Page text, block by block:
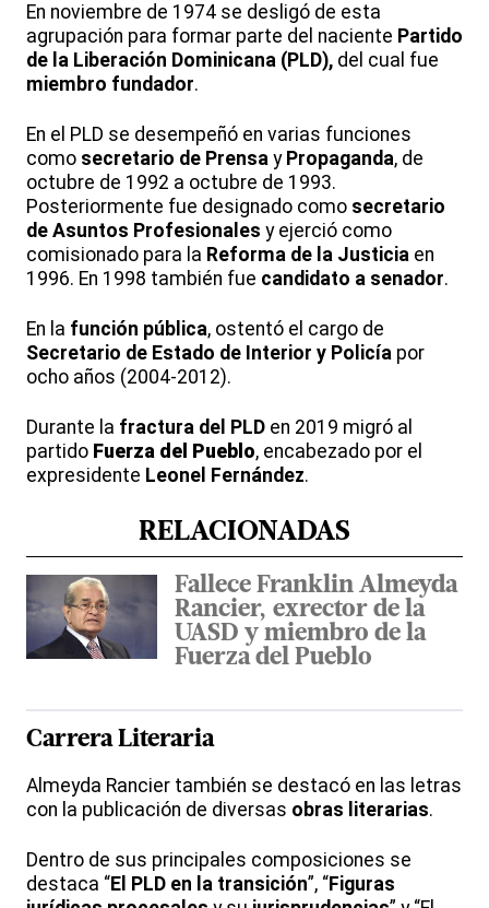
En noviembre de 1974 se desligó de esta
agrupación para formar parte del naciente Partido
de la Liberación Dominicana (PLD), del cual fue
miembro fundador.
En el PLD se desempeñó en varias funciones
como secretario de Prensa y Propaganda, de
octubre de 1992 a octubre de 1993.
Posteriormente fue designado como secretario
de Asuntos Profesionales y ejerció como
comisionado para la Reforma de la Justicia en
1996. En 1998 también fue candidato a senador.
En la función pública, ostentó el cargo de
Secretario de Estado de Interior y Policía por
ocho años (2004-2012).
Durante la fractura del PLD en 2019 migró al
partido Fuerza del Pueblo, encabezado por el
expresidente Leonel Fernández.
RELACIONADAS
Fallece Franklin Almeyda
Rancier, exrector de la
UASD y miembro de la
Fuerza del Pueblo
Carrera Literaria
Almeyda Rancier también se destacó en las letras
con la publicación de diversas obras literarias.
Dentro de sus principales composiciones se
destaca “El PLD en la transición”, “Figuras